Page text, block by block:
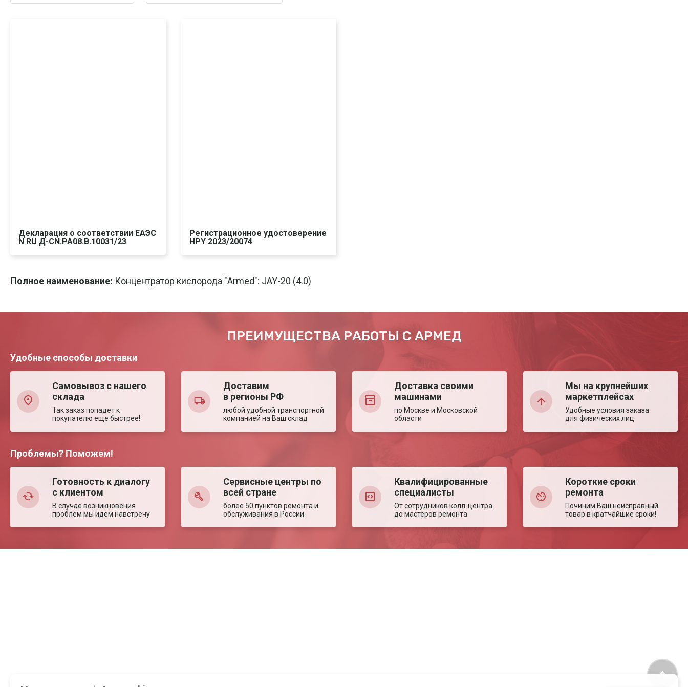
Декларация о соответствии ЕАЭС
N RU Д-CN.РА08.В.10031/23
Регистрационное удостоверение
HPY 2023/20074
Полное наименование: Концентратор кислорода "Armed": JAY-20 (4.0)
ПРЕИМУЩЕСТВА РАБОТЫ С АРМЕД
Удобные способы доставки
Самовывоз с нашего
склада
Так заказ попадет к
покупателю еще быстрее!
Доставим
в регионы РФ
любой удобной транспортной
компанией на Ваш склад
Доставка своими
машинами
по Москве и Московской
области
Мы на крупнейших
маркетплейсах
Удобные условия заказа
для физических лиц
Проблемы? Поможем!
Готовность к диалогу
с клиентом
В случае возникновения
проблем мы идем навстречу
Сервисные центры по
всей стране
более 50 пунктов ремонта и
обслуживания в России
Квалифицированные
специалисты
От сотрудников колл-центра
до мастеров ремонта
Короткие сроки
ремонта
Починим Ваш неисправный
товар в кратчайшие сроки!